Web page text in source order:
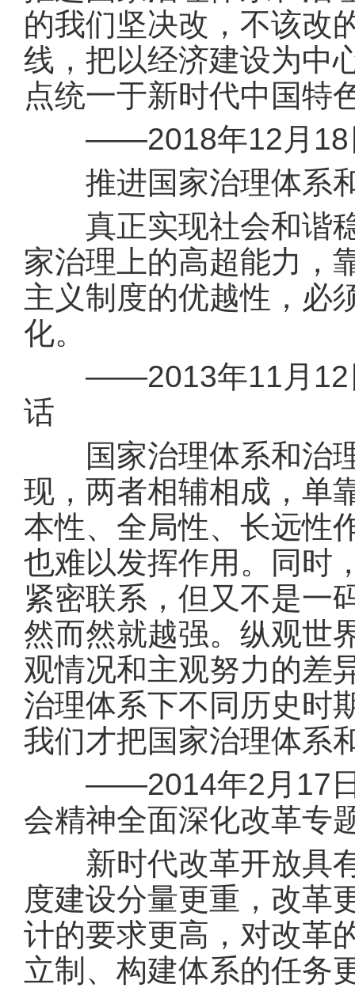
的我们坚决改，不该改
线，把以经济建设为中
点统一于新时代中国特
——2018年12月18日
推进国家治理体系
真正实现社会和谐稳
家治理上的高超能力，
主义制度的优越性，必
化。
——2013年11月12日
话
国家治理体系和治理
现，两者相辅相成，单
本性、全局性、长远性
也难以发挥作用。同时
紧密联系，但又不是一
然而然就越强。纵观世
观情况和主观努力的差
治理体系下不同历史时
我们才把国家治理体系
——2014年2月17日
会精神全面深化改革专
新时代改革开放具有
度建设分量更重，改革
计的要求更高，对改革
立制、构建体系的任务